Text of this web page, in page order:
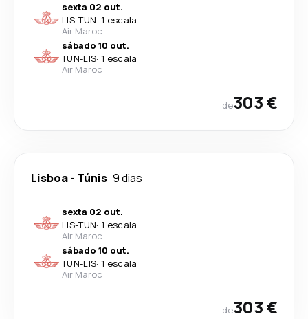
sexta 02 out.
LIS-TUN· 1 escala
Air Maroc
sábado 10 out.
TUN-LIS· 1 escala
Air Maroc
de303 €
Lisboa- Túnis 9 dias
sexta 02 out.
LIS-TUN· 1 escala
Air Maroc
sábado 10 out.
TUN-LIS· 1 escala
Air Maroc
de303 €